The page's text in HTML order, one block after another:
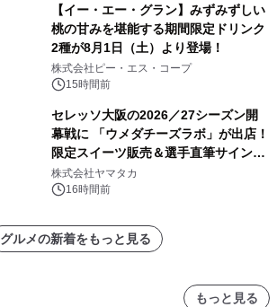
【イー・エー・グラン】みずみずしい
桃の甘みを堪能する期間限定ドリンク
2種が8月1日（土）より登場！
株式会社ピー・エス・コープ
15時間前
セレッソ大阪の2026／27シーズン開
幕戦に 「ウメダチーズラボ」が出店！
限定スイーツ販売＆選手直筆サイング
ッズが当たる抽選会を 8月8日に開催
株式会社ヤマタカ
16時間前
グルメの新着をもっと見る
もっと見る